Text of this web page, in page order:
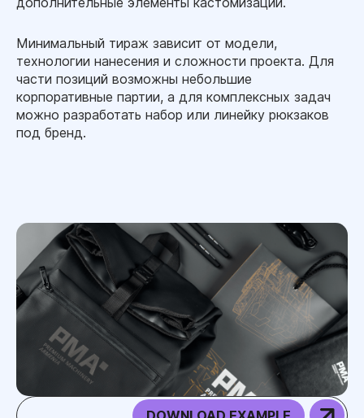
Минимальный тираж зависит от модели,
технологии нанесения и сложности проекта. Для
части позиций возможны небольшие
корпоративные партии, а для комплексных задач
можно разработать набор или линейку рюкзаков
под бренд.